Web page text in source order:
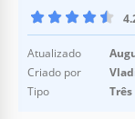
Atualizado
Criado por
Tipo